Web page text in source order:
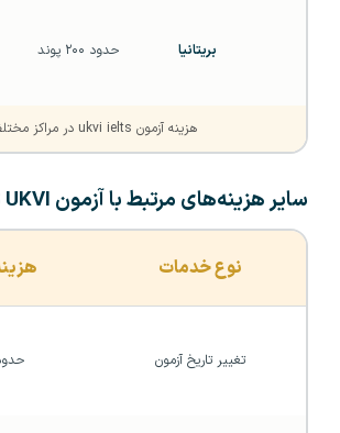
بریتانیا حدود ۲۰۰ پوند
هزینه آزمون ukvi ielts در مراکز مختلف
سایر هزینه‌های مرتبط با آزمون IELTS UKVI
نوع خدمات
تغییر تاریخ آزمون حدود ۵۰